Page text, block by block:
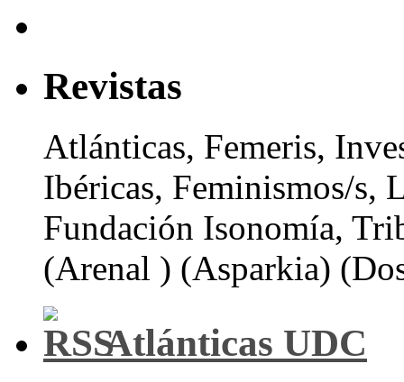
Revistas
Atlánticas, Femeris,
Ibéricas, Feminismos/s,
Fundación Isonomía,
(Arenal ) (Asparkia)
Atlánticas UDC